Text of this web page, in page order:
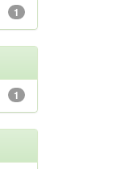
1
1